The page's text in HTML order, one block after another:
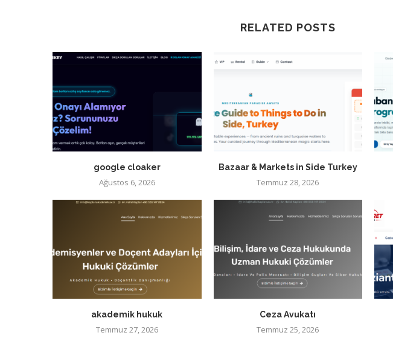
RELATED POSTS
google cloaker
Ağustos 6, 2026
Bazaar & Markets in Side Turkey
Temmuz 28, 2026
akademik hukuk
Temmuz 27, 2026
Ceza Avukatı
Temmuz 25, 2026